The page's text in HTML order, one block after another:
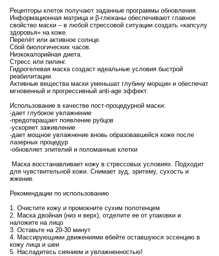
Рецепторы клеток получают заданные программы обновления.
Информационная матрица и β-глюканы обеспечивают главное
свойство маски – в любой стрессовой ситуации создать «капсулу
здоровья» на коже.
️Перелёт или активное солнце.
️Сбой биологических часов.
️Низкокалорийная диета.
️Стресс или пилинг.
Гидрогелевая маска создаст идеальные условия быстрой
реабилитации.
Активные вещества маски уменьшат глубину морщин и обеспечат
мгновенный и прогрессивный anti-age эффект.
Использование в качестве пост-процедурной маски:
-дает глубокое увлажнение
-предотвращает появление рубцов
-ускоряет заживление
-дает мощное увлажнение вновь образовавшейся коже после
лазерных процедур
-обновляет эпителий и поломанные клетки
Маска восстанавливает кожу в стрессовых условиях. Подходит
для чувствительной кожи. Снимает зуд, эритему, сухость и
жжение.
Рекомендации по использованию
1. Очистите кожу и промокните сухим полотенцем
2. Маска двойная (низ и верх), отделите ее от упаковки и
наложите на лицо
3. Оставьте на 20-30 минут
4. Массирующими движениями вбейте оставшуюся эссенцию в
кожу лица и шеи
5. Насладитесь сиянием и увлажненностью!